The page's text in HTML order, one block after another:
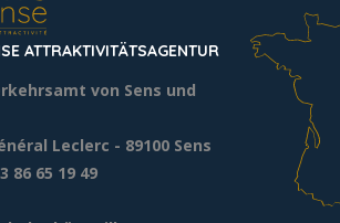
ATTRAKTIVITÄTSAGENTUR
von Sens und
Leclerc - 89100 Sens
86 65 19 49